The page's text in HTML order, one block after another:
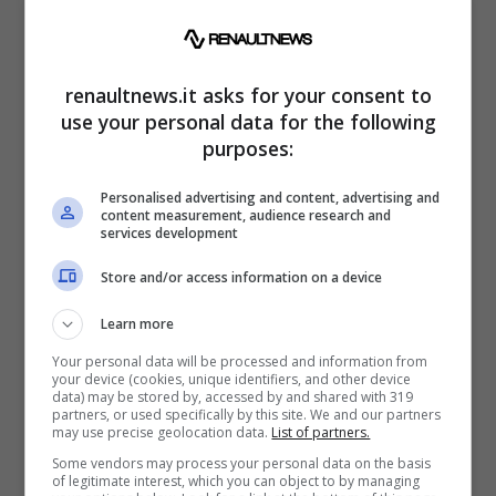
aggiungere degli specchietti, ma di
trasformarli in strumenti funzionali all’
complessivo.
altro fattore: l’ottimizzazione della visibilità.
montati su supporti sottili e slanciati, sono
stati collocati in alto per evitare che il pilota
perda mai di vista ciò che accade alle sue
spalle, anche quando è lanciato a velocità
estreme. Si tratta di una posizione studiata
per garantire una maggiore sicurezza al
renaultnews.it asks for your consent to
use your personal data for the following
purposes:
Personalised advertising and content, advertising and
content measurement, audience research and
services development
Store and/or access information on a device
Learn more
Your personal data will be processed and information from
your device (cookies, unique identifiers, and other device
data) may be stored by, accessed by and shared with 319
partners, or used specifically by this site. We and our partners
may use precise geolocation data. List of partners.
Some vendors may process your personal data on the basis
of legitimate interest, which you can object to by managing